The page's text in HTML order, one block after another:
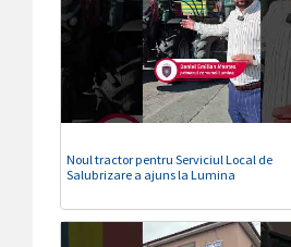
Noul tractor pentru Serviciul Local de
Salubrizare a ajuns la Lumina